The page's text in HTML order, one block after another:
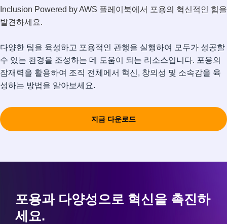
Inclusion Powered by AWS 플레이북에서 포용의 혁신적인 힘을
발견하세요.
다양한 팀을 육성하고 포용적인 관행을 실행하여 모두가 성공할
수 있는 환경을 조성하는 데 도움이 되는 리소스입니다. 포용의
잠재력을 활용하여 조직 전체에서 혁신, 창의성 및 소속감을 육
성하는 방법을 알아보세요.
지금 다운로드
포용과 다양성으로 혁신을 촉진하
세요.